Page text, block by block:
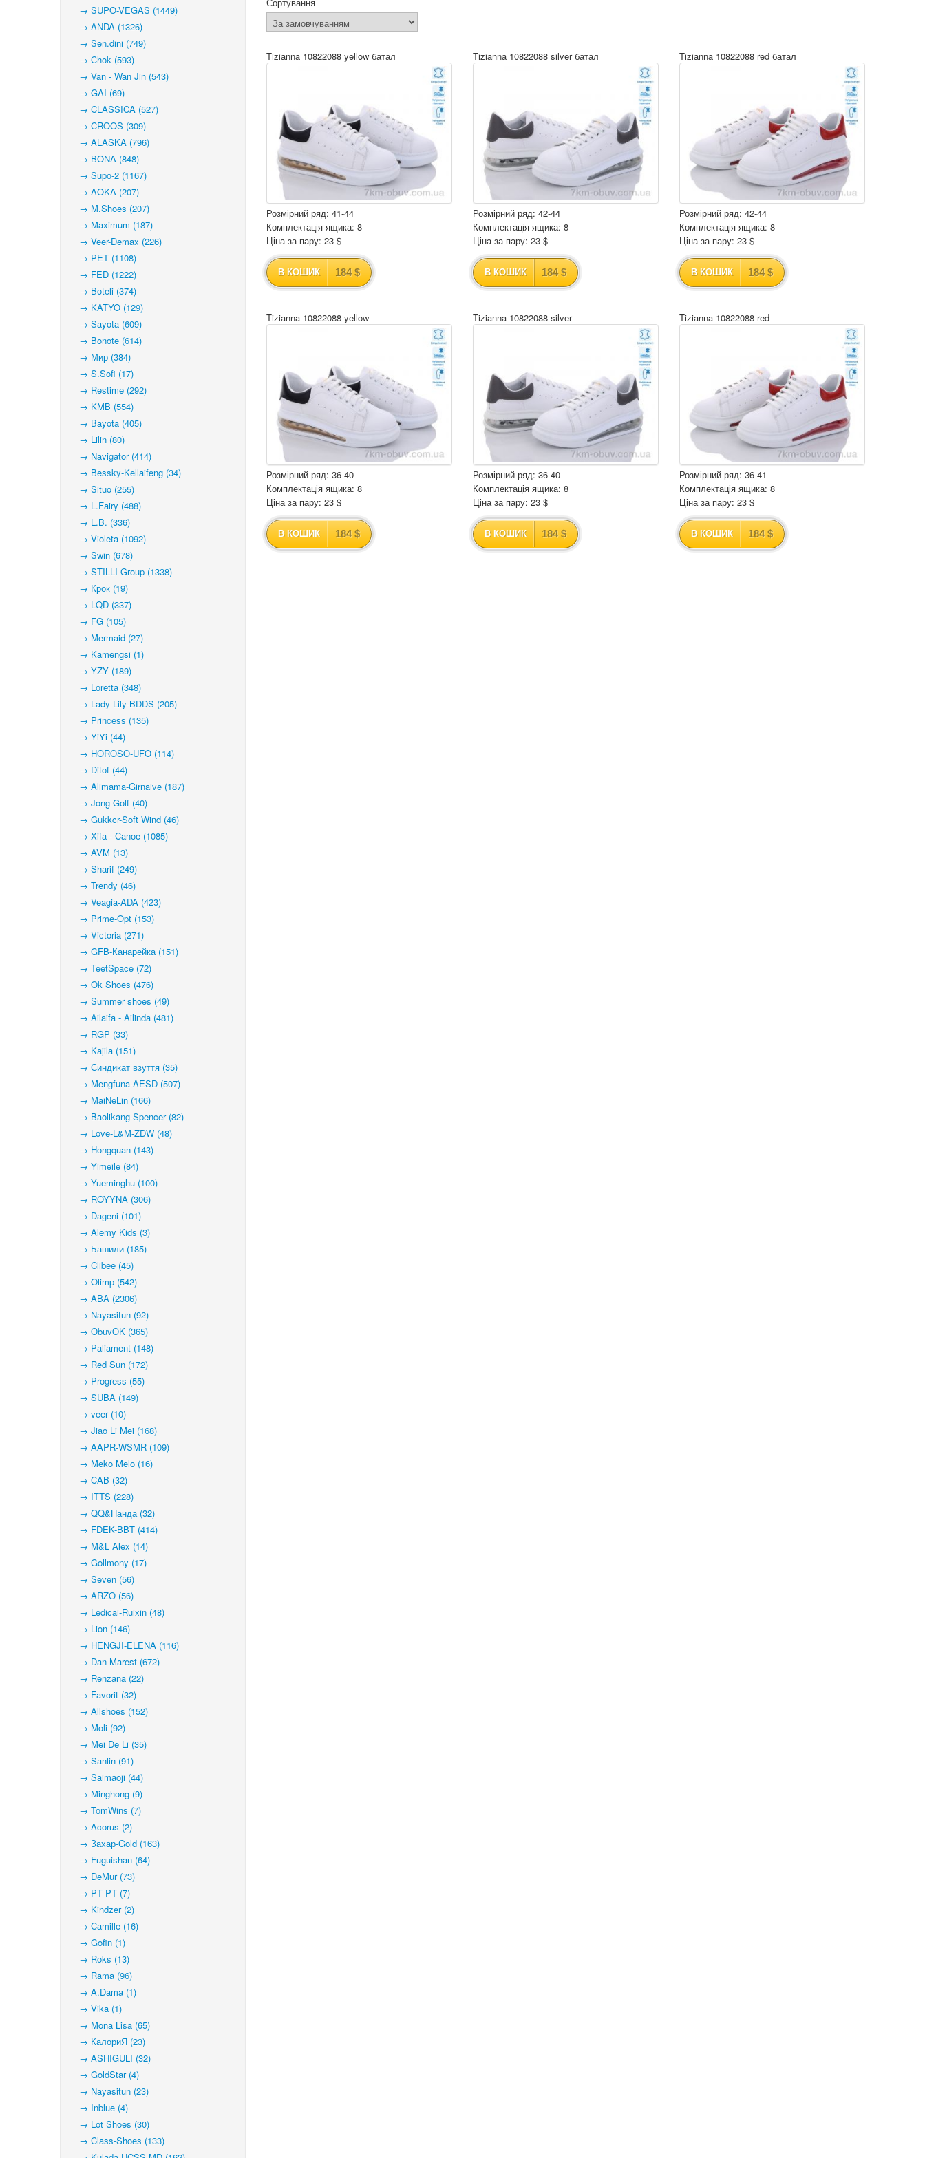
→ SUPO-VEGAS (1449)
→ ANDA (1326)
→ Sen.dini (749)
→ Chok (593)
→ Van - Wan Jin (543)
→ GAI (69)
→ CLASSICA (527)
→ CROOS (309)
→ ALASKA (796)
→ BONA (848)
→ Supo-2 (1167)
→ AOKA (207)
→ M.Shoes (207)
→ Maximum (187)
→ Veer-Demax (226)
→ PET (1108)
→ FED (1222)
→ Boteli (374)
→ KATYO (129)
→ Sayota (609)
→ Bonote (614)
→ Мир (384)
→ S.Sofi (17)
→ Restime (292)
→ KMB (554)
→ Bayota (405)
→ Lilin (80)
→ Navigator (414)
→ Bessky-Kellaifeng (34)
→ Situo (255)
→ L.Fairy (488)
→ L.B. (336)
→ Violeta (1092)
→ Swin (678)
→ STILLI Group (1338)
→ Крок (19)
→ LQD (337)
→ FG (105)
→ Mermaid (27)
→ Kamengsi (1)
→ YZY (189)
→ Loretta (348)
→ Lady Lily-BDDS (205)
→ Princess (135)
→ YiYi (44)
→ HOROSO-UFO (114)
→ Ditof (44)
→ Alimama-Girnaive (187)
→ Jong Golf (40)
→ Gukkcr-Soft Wind (46)
→ Xifa - Canoe (1085)
→ AVM (13)
→ Sharif (249)
→ Trendy (46)
→ Veagia-ADA (423)
→ Prime-Opt (153)
→ Victoria (271)
→ GFB-Канарейка (151)
→ TeetSpace (72)
→ Ok Shoes (476)
→ Summer shoes (49)
→ Ailaifa - Ailinda (481)
→ RGP (33)
→ Kajila (151)
→ Синдикат взуття (35)
→ Mengfuna-AESD (507)
→ MaiNeLin (166)
→ Baolikang-Spencer (82)
→ Love-L&M-ZDW (48)
→ Hongquan (143)
→ Yimeile (84)
→ Yueminghu (100)
→ ROYYNA (306)
→ Dageni (101)
→ Alemy Kids (3)
→ Башили (185)
→ Clibee (45)
→ Olimp (542)
→ ABA (2306)
→ Nayasitun (92)
→ ObuvOK (365)
→ Paliament (148)
→ Red Sun (172)
→ Progress (55)
→ SUBA (149)
→ veer (10)
→ Jiao Li Mei (168)
→ AAPR-WSMR (109)
→ Meko Melo (16)
→ CAB (32)
→ ITTS (228)
→ QQ&Панда (32)
→ FDEK-BBT (414)
→ M&L Alex (14)
→ Gollmony (17)
→ Seven (56)
→ ARZO (56)
→ Ledicai-Ruixin (48)
→ Lion (146)
→ HENGJI-ELENA (116)
→ Dan Marest (672)
→ Renzana (22)
→ Favorit (32)
→ Allshoes (152)
→ Moli (92)
→ Mei De Li (35)
→ Sanlin (91)
→ Saimaoji (44)
→ Minghong (9)
→ TomWins (7)
→ Acorus (2)
→ Захар-Gold (163)
→ Fuguishan (64)
→ DeMur (73)
→ PT PT (7)
→ Kindzer (2)
→ Camille (16)
→ Gofin (1)
→ Roks (13)
→ Rama (96)
→ A.Dama (1)
→ Vika (1)
→ Mona Lisa (65)
→ КалориЯ (23)
→ ASHIGULI (32)
→ GoldStar (4)
→ Nayasitun (23)
→ Inblue (4)
→ Lot Shoes (30)
→ Class-Shoes (133)
Tizianna 10822088 yellow батал
Розмірний ряд: 41-44
Комплектація ящика: 8
Ціна за пару: 23 $
В КОШИК 184 $
Tizianna 10822088 silver батал
Розмірний ряд: 42-44
Комплектація ящика: 8
Ціна за пару: 23 $
В КОШИК 184 $
Tizianna 10822088 red батал
Розмірний ряд: 42-44
Комплектація ящика: 8
Ціна за пару: 23 $
В КОШИК 184 $
Tizianna 10822088 yellow
Розмірний ряд: 36-40
Комплектація ящика: 8
Ціна за пару: 23 $
В КОШИК 184 $
Tizianna 10822088 silver
Розмірний ряд: 36-40
Комплектація ящика: 8
Ціна за пару: 23 $
В КОШИК 184 $
Tizianna 10822088 red
Розмірний ряд: 36-41
Комплектація ящика: 8
Ціна за пару: 23 $
В КОШИК 184 $